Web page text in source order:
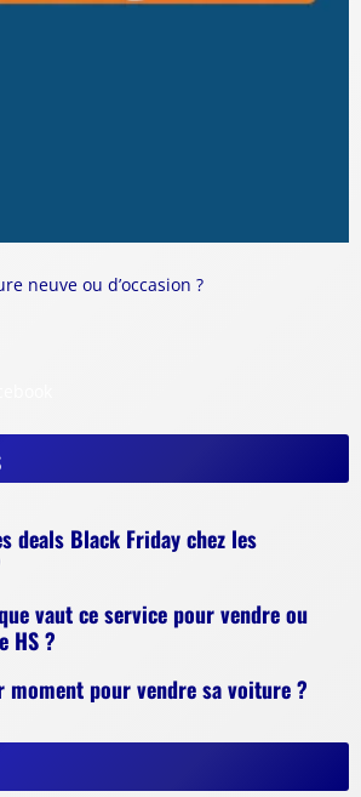
neuve ou d’occasion ?
deals Black Friday chez les
vaut ce service pour vendre ou
HS ?
pour vendre sa voiture ?